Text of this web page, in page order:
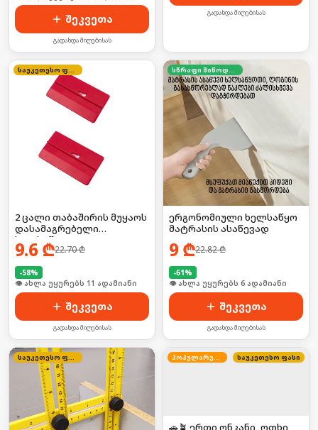
შეკვეთა
გადახდა მიღებისას
გადახდა მიღებისას
საუკეთესო ფასი
2 ცალი თაბაშირის მუყაოს
დასამაგრებელი
ხელსაწყო
9.6 ₾22.70₾
-58%
🛒 ბოლო 24სთ-ში იყიდა 19-მა
შეკვეთა
გადახდა მიღებისას
სწრაფი მიწოდება
ერგონომიული ხელსაწყო
მატრასის ასაწევად
9 ₾22.82₾
-61%
🛒 ბოლო 24სთ-ში იყიდა 13-მა
შეკვეთა
გადახდა მიღებისას
საუკეთესო ფასი პოპულარული საუკეთესო ფასი
🚗🪴 ერთი ონკანი, ოთხი